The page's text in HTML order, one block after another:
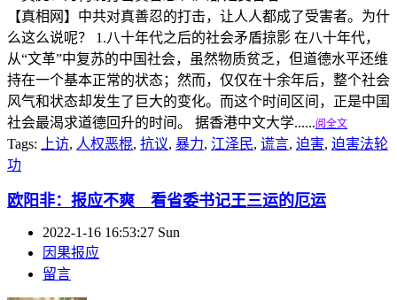
【真相网】中共对真善忍的打击，让人人都成了受害者。为什
么这么说呢？ 1.八十年代之后的社会矛盾掠影 在八十年代，
从“文革”中复苏的中国社会，虽然物质贫乏，但道德水平还维
持在一个基本正常的状态；然而，仅仅在十余年后，整个社会
风气和状态却发生了巨大的变化。而这个时间区间，正是中国
社会最渴求道德回升的时间。 据香港中文大学......阅全文
Tags: 上访, 人权恶棍, 抗议, 暴力, 江泽民, 谎言, 迫害, 迫害法轮
功
欧阳非：报应不爽 看省委书记王三运的厄运
2022-1-16 16:53:27 Sun
因果报应
留言